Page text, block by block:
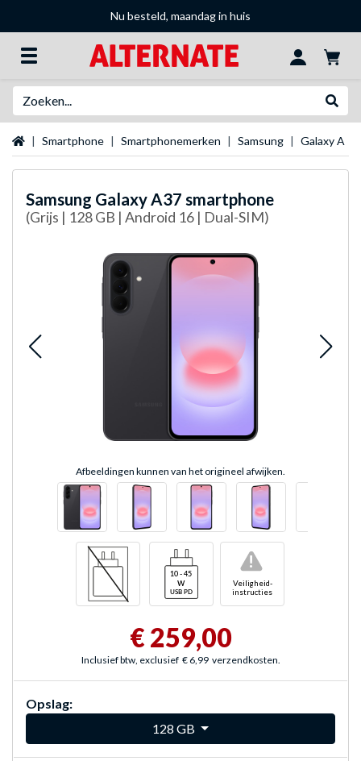
Nu besteld, maandag in huis
StartpaginaSmartphone Smartphonemerken Samsung Galaxy A
Samsung Galaxy A37 smartphone
(Grijs | 128 GB | Android 16 | Dual-SIM)
Afbeeldingen kunnen van het origineel afwijken.
Veiligheid-
instructies
!
€ 259,00
Inclusief btw, exclusief € 6,99 verzendkosten.
Opslag:
128 GB